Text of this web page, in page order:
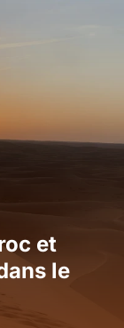
et
le